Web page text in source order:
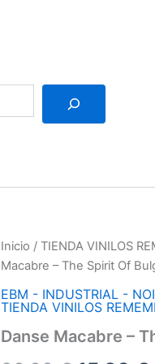
Inicio / TIENDA VINILOS
Macabre – The Spirit Of
EBM - INDUSTRIAL -
TIENDA VINILOS
Danse Macabre –